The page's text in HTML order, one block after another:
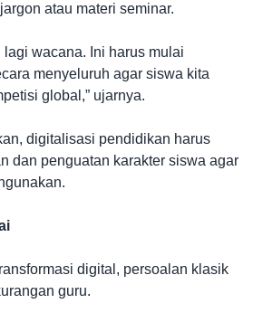
atau materi seminar.
lagi wacana. Ini harus mulai
menyeluruh agar siswa kita
global,” ujarnya.
digitalisasi pendidikan harus
dan penguatan karakter siswa agar
digital, persoalan klasik
guru.